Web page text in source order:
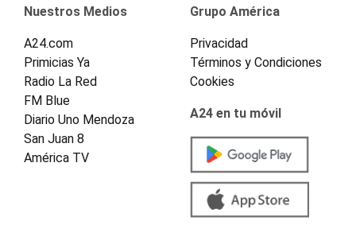
Nuestros Medios
A24.com
Primicias Ya
Radio La Red
FM Blue
Diario Uno Mendoza
San Juan 8
América TV
Grupo América
Privacidad
Términos y Condiciones
Cookies
A24 en tu móvil